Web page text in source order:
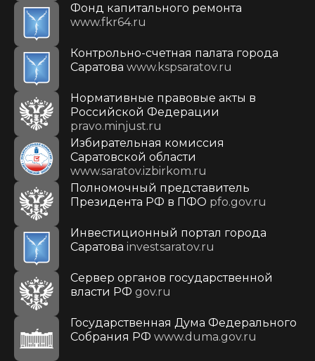
Фонд капитального ремонта
www.fkr64.ru
Контрольно-счетная палата города
Саратова www.kspsaratov.ru
Нормативные правовые акты в
Российской Федерации
pravo.minjust.ru
Избирательная комиссия
Саратовской области
www.saratov.izbirkom.ru
Полномочный представитель
Президента РФ в ПФО pfo.gov.ru
Инвестиционный портал города
Саратова investsaratov.ru
Сервер органов государственной
власти РФ gov.ru
Государственная Дума Федерального
Собрания РФ www.duma.gov.ru